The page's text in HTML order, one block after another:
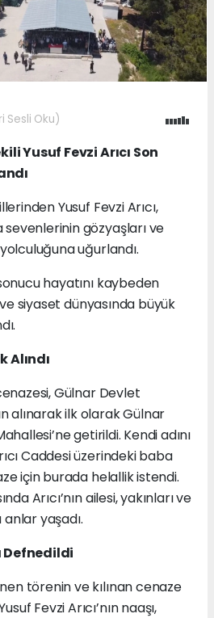
Sesli Oku)
Yusuf Fevzi Arıcı Son
Yusuf Fevzi Arıcı,
gözyaşları ve
uğurlandı.
hayatını kaybeden
ve siyaset dünyasında büyük
Alındı
Gülnar Devlet
alınarak ilk olarak Gülnar
getirildi. Kendi adını
Caddesi üzerindeki baba
için burada helallik istendi.
Arıcı’nın ailesi, yakınları ve
yaşadı.
Defnedildi
törenin ve kılınan cenaze
Fevzi Arıcı’nın naaşı,